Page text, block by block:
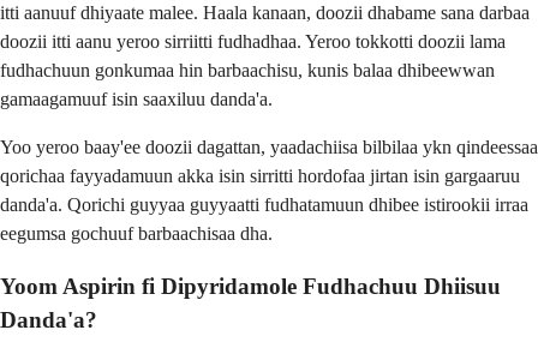
itti aanuuf dhiyaate malee. Haala kanaan, doozii dhabame sana darbaa
doozii itti aanu yeroo sirriitti fudhadhaa. Yeroo tokkotti doozii lama
fudhachuun gonkumaa hin barbaachisu, kunis balaa dhibeewwan
gamaagamuuf isin saaxiluu danda'a.
Yoo yeroo baay'ee doozii dagattan, yaadachiisa bilbilaa ykn qindeessaa
qorichaa fayyadamuun akka isin sirritti hordofaa jirtan isin gargaaruu
danda'a. Qorichi guyyaa guyyaatti fudhatamuun dhibee istirookii irraa
eegumsa gochuuf barbaachisaa dha.
Yoom Aspirin fi Dipyridamole Fudhachuu Dhiisuu
Danda'a?